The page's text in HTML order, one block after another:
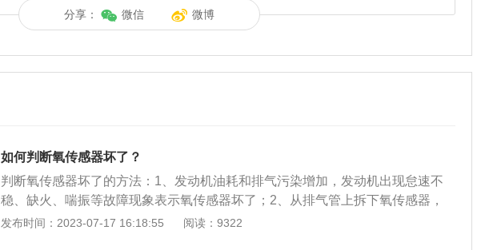
分享： 微信 微博
如何判断氧传感器坏了？
判断氧传感器坏了的方法：1、发动机油耗和排气污染增加，发动机出现怠速不
稳、缺火、喘振等故障现象表示氧传感器坏了；2、从排气管上拆下氧传感器，
检查传感器外壳上的通气孔有无堵塞，陶瓷芯有无破损，如有破损，就应更换氧
发布时间：2023-07-17 16:18:55 阅读：9322